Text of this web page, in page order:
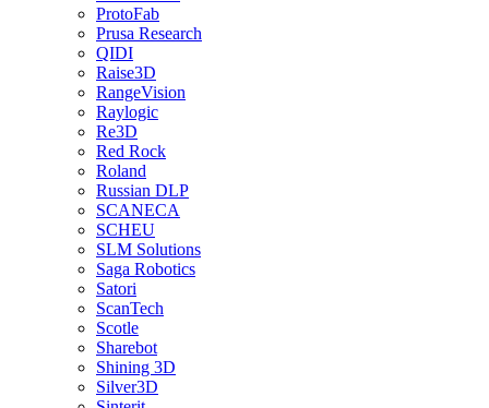
ProtoFab
Prusa Research
QIDI
Raise3D
RangeVision
Raylogic
Re3D
Red Rock
Roland
Russian DLP
SCANECA
SCHEU
SLM Solutions
Saga Robotics
Satori
ScanTech
Scotle
Sharebot
Shining 3D
Silver3D